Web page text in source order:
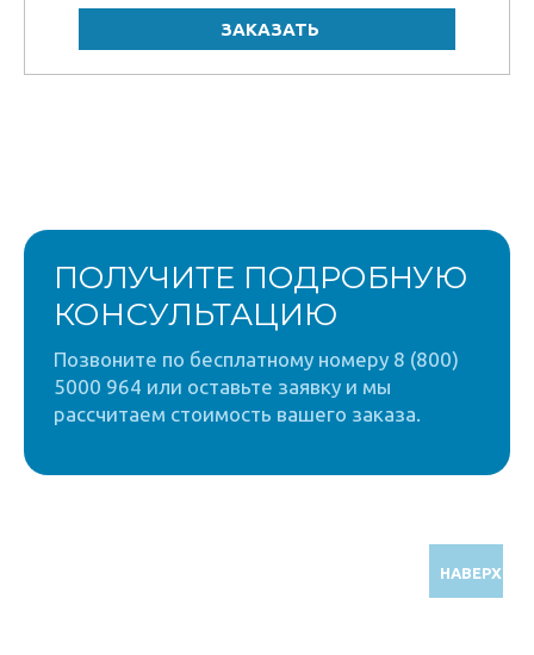
ПОЛУЧИТЕ ПОДРОБНУЮ
КОНСУЛЬТАЦИЮ
Позвоните по бесплатному номеру 8 (800)
5000 964 или оставьте заявку и мы
рассчитаем стоимость вашего заказа.
НАВЕРХ